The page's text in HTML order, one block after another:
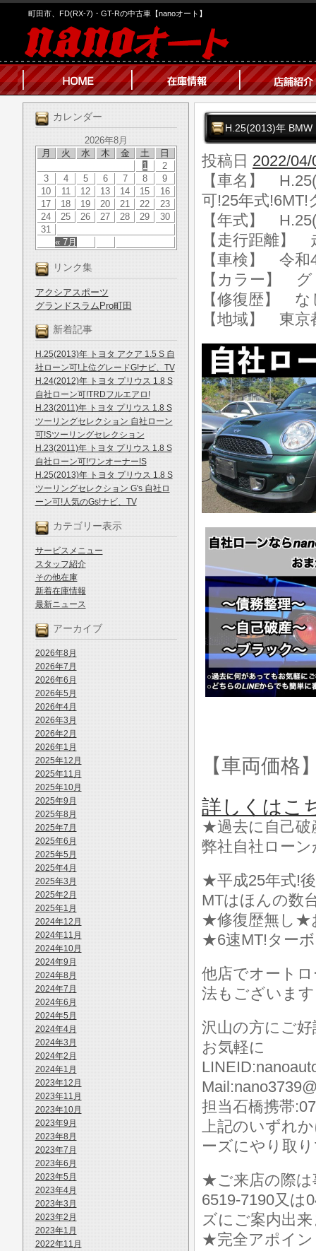
町田市、FD(RX-7)・GT-Rの中古車【nanoオート】
カレンダー
2026年8月
月
火 水 木 金 土 日
« 7月
1
2
3
4 5 6 7 8
9
10
11 12 13 14 15
16
17
18 19 20 21 22
23
24
25 26 27 28 29
30
31
リンク集
アクシアスポーツ
グランドスラムPro町田
新着記事
H.25(2013)年 トヨタ アクア 1.5 S 自
社ローン可!上位グレードG!ナビ、TV
H.24(2012)年 トヨタ プリウス 1.8 S
自社ローン可!TRDフルエアロ!
H.23(2011)年 トヨタ プリウス 1.8 S
ツーリングセレクション 自社ローン
可!Sツーリングセレクション
H.23(2011)年 トヨタ プリウス 1.8 S
自社ローン可!ワンオーナー!S
H.25(2013)年 トヨタ プリウス 1.8 S
ツーリングセレクション G's 自社ロ
ーン可!人気のGs!ナビ、TV
カテゴリー表示
サービスメニュー
スタッフ紹介
その他在庫
新着在庫情報
最新ニュース
アーカイブ
2026年8月
2026年7月
2026年6月
2026年5月
2026年4月
2026年3月
2026年2月
2026年1月
2025年12月
2025年11月
2025年10月
2025年9月
2025年8月
2025年7月
2025年6月
2025年5月
2025年4月
2025年3月
2025年2月
2025年1月
2024年12月
2024年11月
2024年10月
2024年9月
2024年8月
2024年7月
2024年6月
2024年5月
2024年4月
2024年3月
2024年2月
2024年1月
2023年12月
2023年11月
2023年10月
2023年9月
2023年8月
2023年7月
2023年6月
2023年5月
2023年4月
2023年3月
2023年2月
2023年1月
2022年11月
H.25(2013)年
投稿日 2022/04/
【車名】
可!25年式!6MT!
【年式】
【走行距離】
【車検】 令和
【カラー】
【修復歴】 な
【地域】 東京
【車両価格
詳しくはこ
★過去に自己破
弊社自社ロー
★平成25年式!
MTはほんの数
★修復歴無し★
★6速MT!ターボ
他店でオート
法もございま
沢山の方にご
お気軽に
担当石橋携帯
上記のいずれ
ーズにやり取
★ご来店の際は
6519-7190又は
ズにご案内出
★完全アポイ